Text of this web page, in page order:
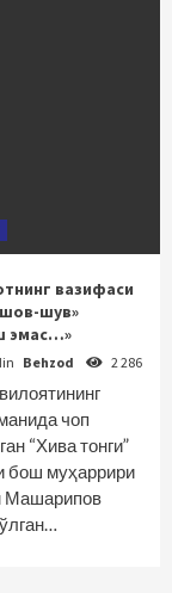
вазифаси
шув»
эмас…»
Behzod 2 286
чоп
“Хива тонги”
бош муҳаррири
Машарипов